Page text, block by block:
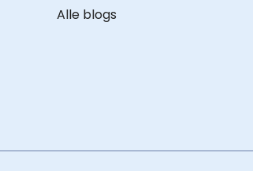
Alle blogs